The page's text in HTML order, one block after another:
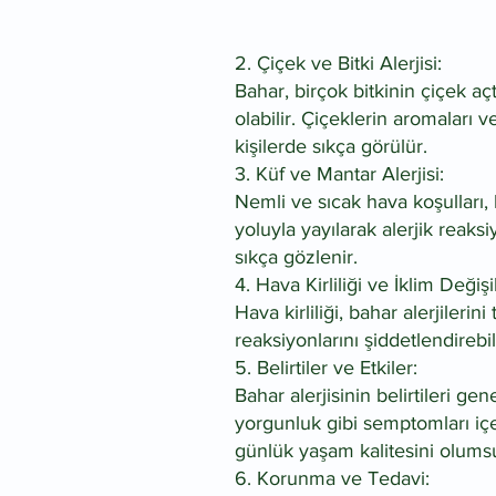
2. Çiçek ve Bitki Alerjisi:
Bahar, birçok bitkinin çiçek
olabilir. Çiçeklerin aromaları
kişilerde sıkça görülür.
3. Küf ve Mantar Alerjisi:
Nemli ve sıcak hava
yoluyla yayılarak alerjik
sıkça gözlenir.
4. Hava Kirliliği ve İklim
Hava kirliliği, bahar
reaksiyonlarını
5. Belirtiler ve Etkiler:
Bahar alerjisinin belirtileri
yorgunluk gibi semptomları
günlük yaşam kalitesini
6. Korunma ve Tedavi: